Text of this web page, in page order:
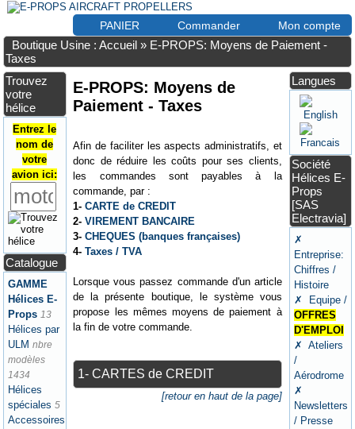
PANIER Commander Mon compte
Boutique Usine : Accueil » E-PROPS: Moyens de Paiement -
Taxes
Trouvez
votre
hélice
Entrez le
nom de
votre
avion ici:
Catalogue
GAMME
Hélices E-
Props 13
Hélices par
ULM nbre
modèles
1434
Hélices
spéciales 5
Accessoires
E-PROPS: Moyens de
Paiement - Taxes
Afin de faciliter les aspects administratifs, et
donc de réduire les coûts pour ses clients,
les commandes sont payables à la
commande, par :
1-CARTE de CREDIT
2-VIREMENT BANCAIRE
3-CHEQUES (banques françaises)
4-Taxes / TVA
Lorsque vous passez commande d'un article
de la présente boutique, le système vous
propose les mêmes moyens de paiement à
la fin de votre commande.
1- CARTES de CREDIT
[retour en haut de la page]
Langues
Société
Hélices E-
Props
[SAS
Electravia]
✗
Entreprise:
Chiffres /
Histoire
✗ Equipe /
OFFRES
D'EMPLOI
✗ Ateliers
/
Aérodrome
✗
Newsletters
/ Presse